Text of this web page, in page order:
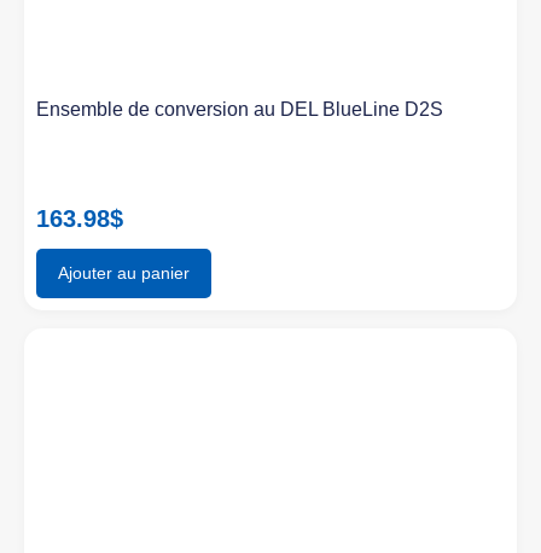
Ensemble de conversion au DEL BlueLine D2S
163.98$
Ajouter au panier